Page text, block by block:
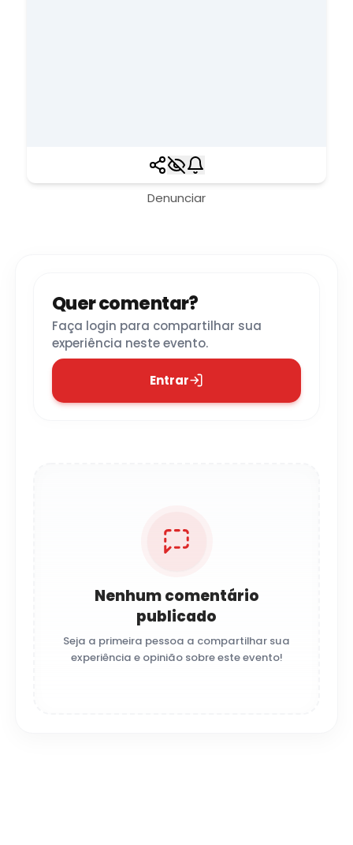
Denunciar
Quer comentar?
Faça login para compartilhar sua
experiência neste evento.
Entrar
Nenhum comentário
publicado
Seja a primeira pessoa a compartilhar sua
experiência e opinião sobre este evento!